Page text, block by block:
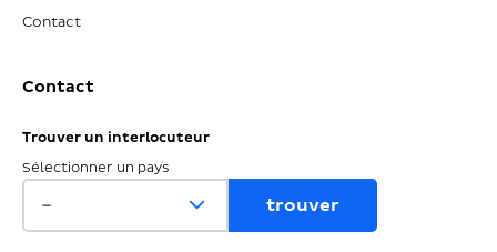
Contact
Contact
Trouver un interlocuteur
Sélectionner un pays